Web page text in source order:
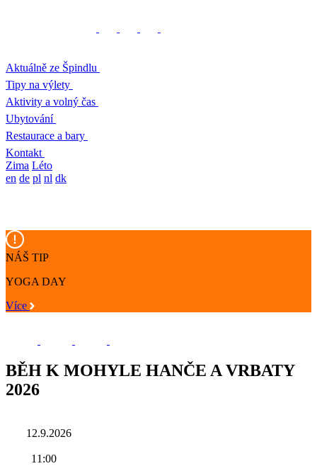
Aktuálně ze Špindlu
Tipy na výlety
Aktivity a volný čas
Ubytování
Restaurace a bary
Kontakt
Zima Léto
en de pl nl dk
NÁŠ TIP
YOGA DAY
Více
BĚH K MOHYLE HANČE A VRBATY
2026
12.9.2026
11:00